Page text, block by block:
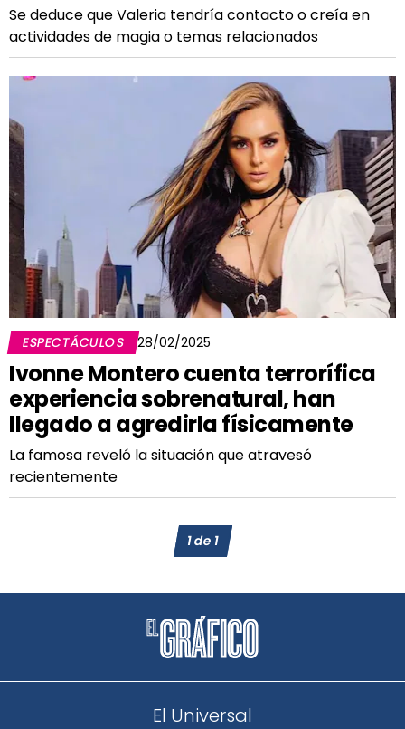
Se deduce que Valeria tendría contacto o creía en
actividades de magia o temas relacionados
ESPECTÁCULOS 28/02/2025
Ivonne Montero cuenta terrorífica
experiencia sobrenatural, han
llegado a agredirla físicamente
La famosa reveló la situación que atravesó
recientemente
1de1
El Universal